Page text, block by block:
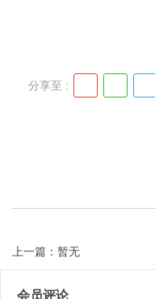
分享至 :
上一篇：暂无
会员评论